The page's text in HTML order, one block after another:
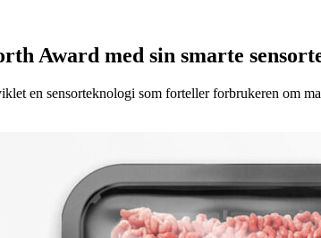
Award med sin smarte
en sensorteknologi som forteller forbrukeren om